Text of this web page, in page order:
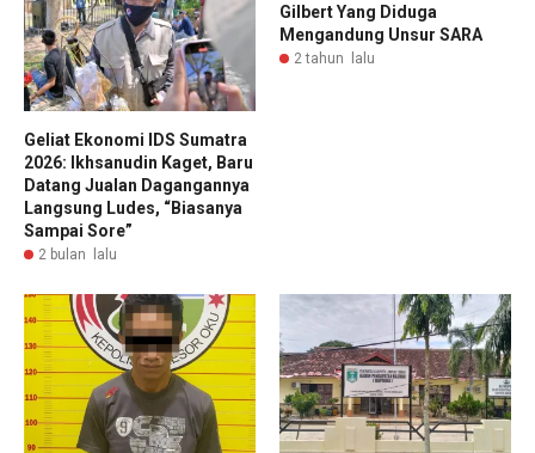
Geliat Ekonomi IDS Sumatra
2026: Ikhsanudin Kaget, Baru
Datang Jualan Dagangannya
Langsung Ludes, “Biasanya
Sampai Sore”
2 bulan lalu
Gilbert Yang Diduga
Mengandung Unsur SARA
2 tahun lalu